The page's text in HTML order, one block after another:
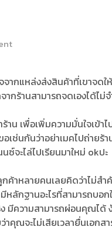
จากแหล่งส่งสินค้าที่เขาจดใ
ากร้านสามารถจดเองได้ไม่
าน เพื่อเพิ่มความมั่นใจเข้าไ
เช่นกันว่าอย่าเมคไปถ่ายร้
ซ์จะไล่ไปเรียนมาใหม่ okปะ
ค้าหลายคนเลยคิดว่าไม่สำ
หลักฐานอะไรที่สามารถบอก
มีความสามารถผ่อนคุณได้
าคุณจะไม่เสียเวลายื่นเอกส